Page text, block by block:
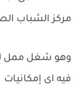
مركز الشباب
وهو شغل ممل
فيه اى إمكانيات